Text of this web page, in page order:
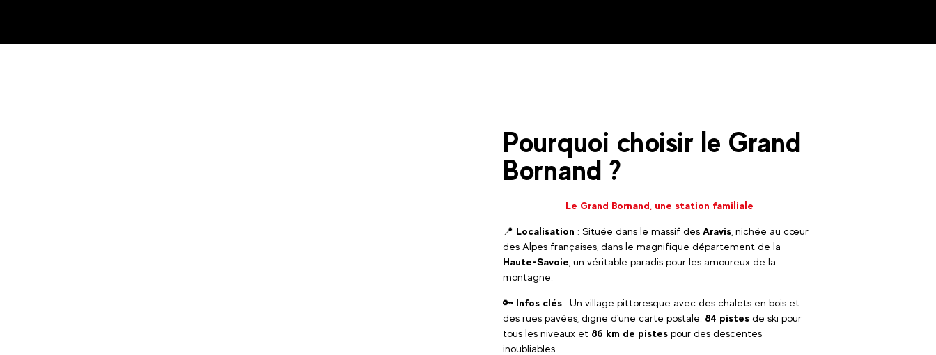
Pourquoi choisir le Grand
Bornand ?
Le Grand Bornand, une station familiale
📍 Localisation : Située dans le massif des Aravis , nichée au cœur
des Alpes françaises, dans le magnifique département de la
Haute-Savoie , un véritable paradis pour les amoureux de la
montagne.
🔑 Infos clés : Un village pittoresque avec des chalets en bois et
des rues pavées, digne d'une carte postale. 84 pistes de ski pour
tous les niveaux et 86 km de pistes pour des descentes
inoubliables.